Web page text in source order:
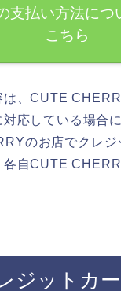
支払い方法につ
こちら
、CUTE
応している場合
のお店でクレ
自CUTE
ジットカ